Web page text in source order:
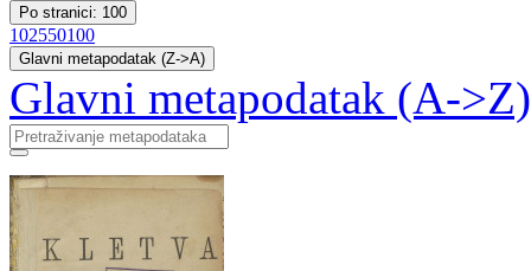
Po stranici: 100
102550100
Glavni metapodatak (Z->A)
Glavni metapodatak (A->Z)